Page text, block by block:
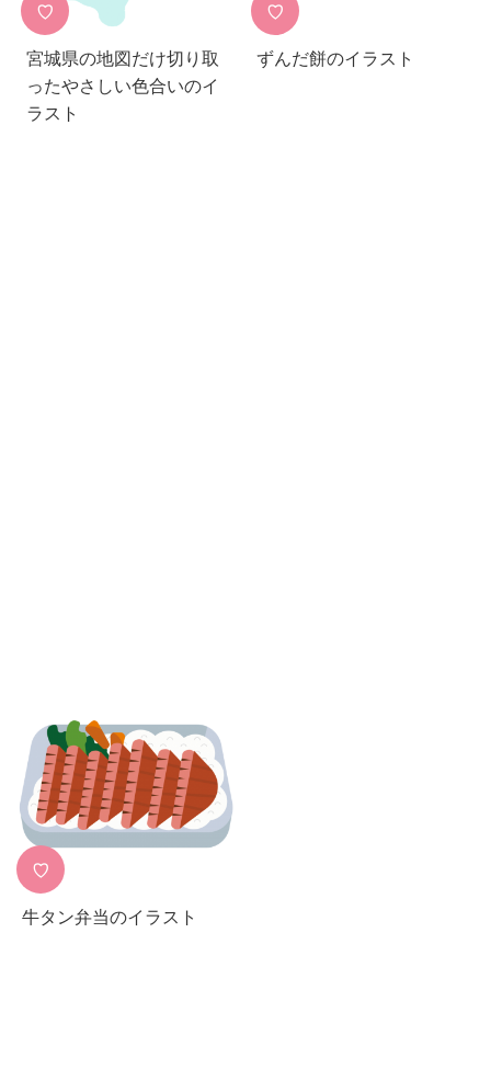
♡
宮城県の地図だけ切り取
ったやさしい色合いのイ
ラスト
♡
ずんだ餅のイラスト
♡
牛タン弁当のイラスト